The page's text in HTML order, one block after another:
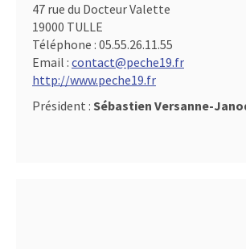
47 rue du Docteur Valette
19000 TULLE
Téléphone : 05.55.26.11.55
Email : contact@peche19.fr
http://www.peche19.fr
Président : Sébastien Versanne-